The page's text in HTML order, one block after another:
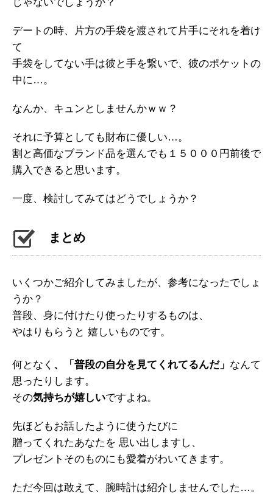
デートの時、片方の手袋を渡されて片手にそれを着け
て
手袋をしてない手は彼と手を繋いで、彼のポケットの
中に…。
なんか、キュンとしませんかｗｗ？
それに予算としても財布に優しい…。
割と高価なブランド品を選んでも１５０００円前後で
購入できると思います。
一度、検討してみてはどうでしょうか？
まとめ
いくつかご紹介してみましたが、参考になったでしょ
うか？
普段、身に付けたり使ったりするものは、
やはりもらうと 嬉しいものです。
何となく 、「普段の自分を見てくれてるんだ」 なんて
思ったりします。
その気持ちが嬉しいですよね。
先ほどもお話したように使うたびに
贈ってくれたあなたを 思い出しますし、
プレゼントそのものにも愛着がわいてきます。
ただ今回は敢えて、腕時計は紹介しませんでした…。